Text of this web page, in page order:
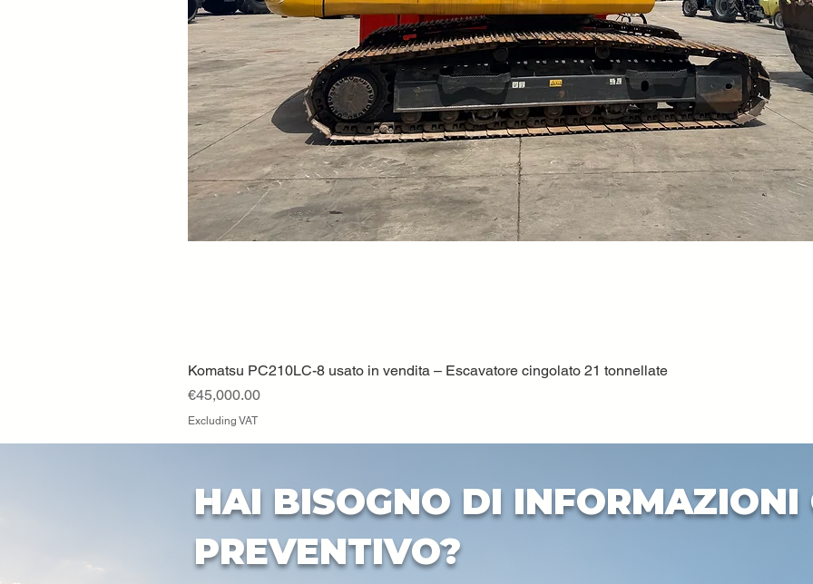
Quick View
Komatsu PC210LC-8 usato in vendita – Escavatore cingolato 21 tonnellate
Price
€45,000.00
Excluding VAT
HAI BISOGNO DI INFORMAZIONI
PREVENTIVO?